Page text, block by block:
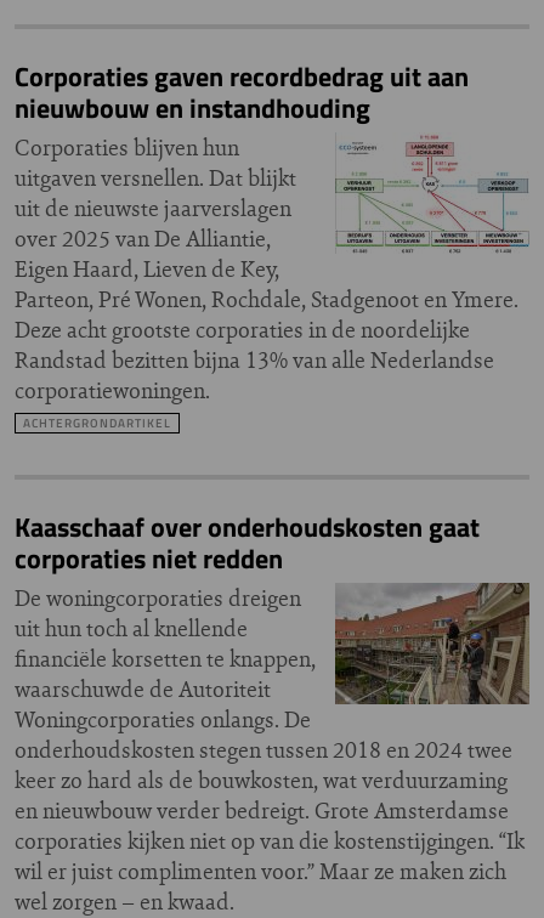
Corporaties gaven recordbedrag uit aan
nieuwbouw en instandhouding
Corporaties blijven hun
uitgaven versnellen. Dat blijkt
uit de nieuwste jaarverslagen
over 2025 van De Alliantie,
Eigen Haard, Lieven de Key,
Parteon, Pré Wonen, Rochdale, Stadgenoot en Ymere.
Deze acht grootste corporaties in de noordelijke
Randstad bezitten bijna 13% van alle Nederlandse
corporatiewoningen.
ACHTERGRONDARTIKEL
Kaasschaaf over onderhoudskosten gaat
corporaties niet redden
De woningcorporaties dreigen
uit hun toch al knellende
financiële korsetten te knappen,
waarschuwde de Autoriteit
Woningcorporaties onlangs. De
onderhoudskosten stegen tussen 2018 en 2024 twee
keer zo hard als de bouwkosten, wat verduurzaming
en nieuwbouw verder bedreigt. Grote Amsterdamse
corporaties kijken niet op van die kostenstijgingen. “Ik
wil er juist complimenten voor.” Maar ze maken zich
wel zorgen – en kwaad.